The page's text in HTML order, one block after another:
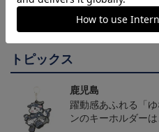
鹿児島ユナイテッドFC
バクーダ タオルマフラ
26/27オーセ
ニフォーム
13,200円～
トピックス
鹿児島
躍動感あふれる「
ンのキーホルダー